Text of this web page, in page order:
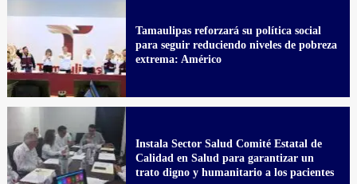
Tamaulipas reforzará su política social
para seguir reduciendo niveles de pobreza
extrema: Américo
Instala Sector Salud Comité Estatal de
Calidad en Salud para garantizar un
trato digno y humanitario a los pacientes